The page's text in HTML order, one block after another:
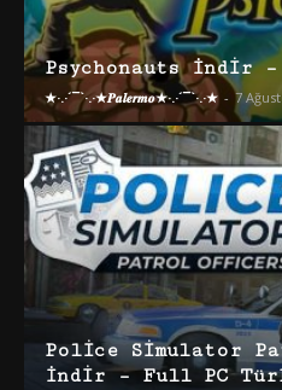
Psychonauts İndir
★·.·´¯`·.·★𝑷𝒂𝒍𝒆𝒓𝒎𝒐★·.·´¯`·.·★ - 7
Police Simulator
İndir – Full PC